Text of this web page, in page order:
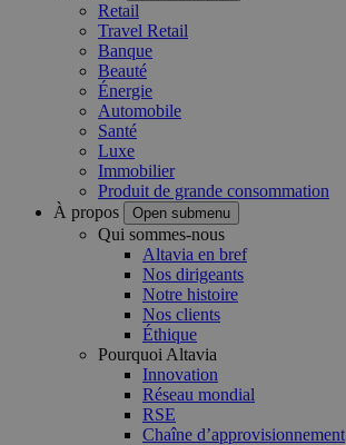
Retail
Travel Retail
Banque
Beauté
Énergie
Automobile
Santé
Luxe
Immobilier
Produit de grande consommation
À propos
Open submenu
Qui sommes-nous
Altavia en bref
Nos dirigeants
Notre histoire
Nos clients
Éthique
Pourquoi Altavia
Innovation
Réseau mondial
RSE
Chaîne d’approvisionnement